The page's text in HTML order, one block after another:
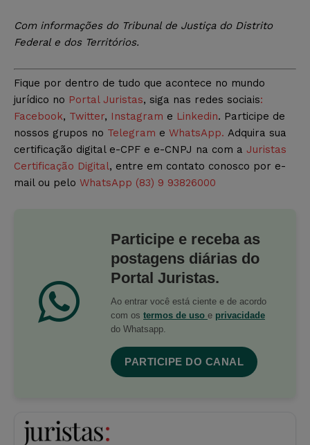
Com informações do Tribunal de Justiça do Distrito
Federal e dos Territórios.
Fique por dentro de tudo que acontece no mundo
jurídico no Portal Juristas, siga nas redes sociais:
Facebook, Twitter, Instagram e Linkedin. Participe de
nossos grupos no Telegram e WhatsApp. Adquira sua
certificação digital e-CPF e e-CNPJ na com a Juristas
Certificação Digital, entre em contato conosco por e-
mail ou pelo WhatsApp (83) 9 93826000
Participe e receba as
postagens diárias do
Portal Juristas.
Ao entrar você está ciente e de acordo
com os termos de uso e privacidade
do Whatsapp.
PARTICIPE DO CANAL